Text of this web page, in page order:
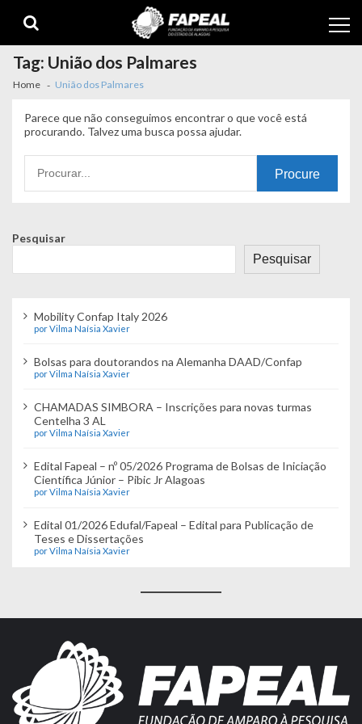
navigation
content
Tag: União dos Palmares
Home União dos Palmares
Parece que não conseguimos encontrar o que você está
procurando. Talvez uma busca possa ajudar.
por:
Pesquisar
Pesquisar
Mobility Confap Italy 2026
por Vilma Naísia Xavier
Bolsas para doutorandos na Alemanha DAAD/Confap
por Vilma Naísia Xavier
CHAMADAS SIMBORA – Inscrições para novas turmas
Centelha 3 AL
por Vilma Naísia Xavier
Edital Fapeal – nº 05/2026 Programa de Bolsas de Iniciação
Científica Júnior – Pibic Jr Alagoas
por Vilma Naísia Xavier
Edital 01/2026 Edufal/Fapeal – Edital para Publicação de
Teses e Dissertações
por Vilma Naísia Xavier